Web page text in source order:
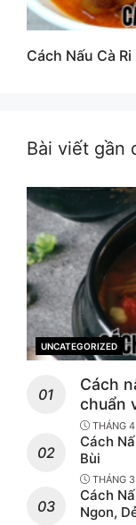
Cách Nấu Cà
Bài viết gần
CATEGORIES
UNCATEGORIZED
Cách
chuẩn
THÁNG
Cách
Bùi
THÁNG
Cách
Ngon,